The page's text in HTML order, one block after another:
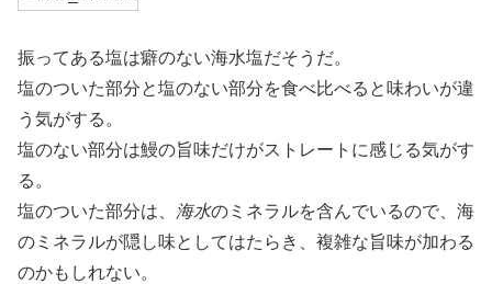
振ってある塩は癖のない海水塩だそうだ。
塩のついた部分と塩のない部分を食べ比べると味わいが違
う気がする。
塩のない部分は鰻の旨味だけがストレートに感じる気がす
る。
塩のついた部分は、
海水のミネラルを含んでいるので、海
のミネラルが隠し味としてはたらき、複雑な旨味が加わる
のかもしれない。